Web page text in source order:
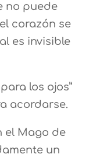
no puede
corazón se
es invisible
los ojos”
acordarse.
el Mago de
un